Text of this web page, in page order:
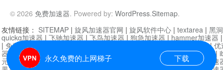
© 2026 免费加速器. Powered by: WordPress.Sitemap.
永久免费的上网梯子 下载
友情链接： SITEMAP | 旋风加速器官网 | 旋风软件中心 | textarea | 黑
quickq加速器 | 飞驰加速器 | 飞鸟加速器 | 狗急加速器 | hammer加速器
| 免费vqn加速外网 迷雾通|优
器| 快柠檬加速器 |黑洞加速 |falemon 快橙加速器|anycast加速器 |
元机场加速器 |一元机场|老王加速器 | 白石山|
小牛加速